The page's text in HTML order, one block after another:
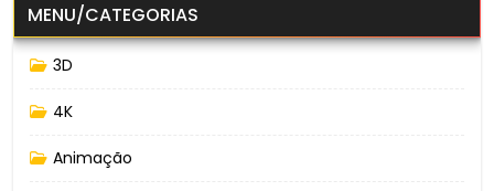
MENU/CATEGORIAS
3D
4K
Animação